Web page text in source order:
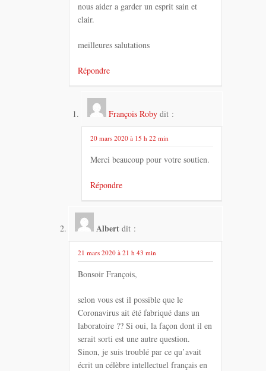
nous aider a garder un esprit sain et
clair.
meilleures salutations
Répondre
François Roby dit :
20 mars 2020 à 15 h 22 min
Merci beaucoup pour votre soutien.
Répondre
Albert dit :
21 mars 2020 à 21 h 43 min
Bonsoir François,
selon vous est il possible que le
Coronavirus ait été fabriqué dans un
laboratoire ?? Si oui, la façon dont il en
serait sorti est une autre question.
Sinon, je suis troublé par ce qu’avait
écrit un célèbre intellectuel français en